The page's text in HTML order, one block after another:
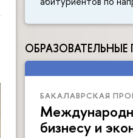
БАКАЛАВРСКАЯ
бизнесу и